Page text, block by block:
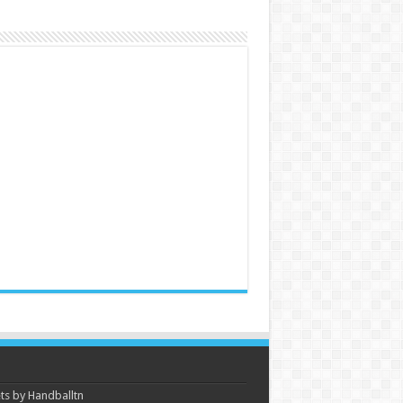
by Handballtn